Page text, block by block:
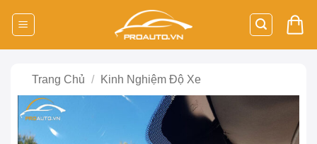
Trang Chủ / Kinh Nghiệm Độ Xe